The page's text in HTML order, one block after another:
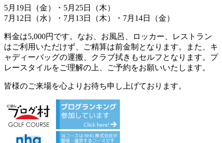
5月19日（金）・5月25日（木）
7月12日（水）・7月13日（木）・7月14日（金）
料金は5,000円です。なお、お風呂、ロッカー、レストラン
はご利用いただけず、ご精算は前金制となります。また、キ
ャディーバッグの運搬、クラブ拭きもセルフとなります。プ
レースタイルをご理解の上、ご予約をお願いいたします。
皆様のご来場を心よりお待ち申し上げております。